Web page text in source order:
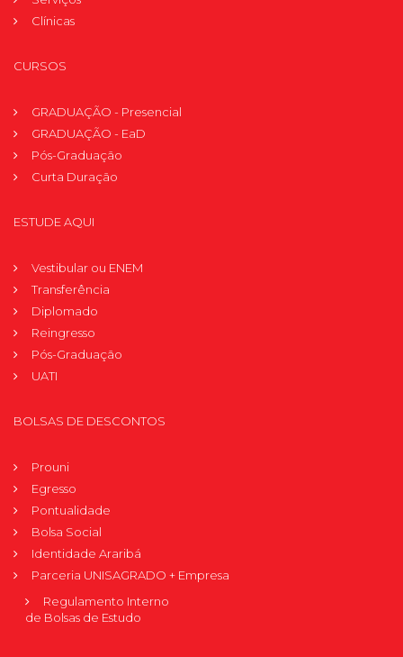
Clínicas
CURSOS
GRADUAÇÃO - Presencial
GRADUAÇÃO - EaD
Pós-Graduação
Curta Duração
ESTUDE AQUI
Vestibular ou ENEM
Transferência
Diplomado
Reingresso
Pós-Graduação
UATI
BOLSAS DE DESCONTOS
Prouni
Egresso
Pontualidade
Bolsa Social
Identidade Araribá
Parceria UNISAGRADO + Empresa
Regulamento Interno
de Bolsas de Estudo